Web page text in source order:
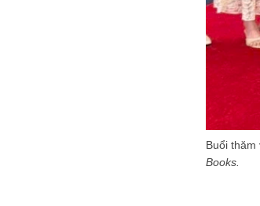
Buổi thăm
Books.